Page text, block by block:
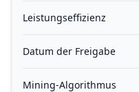
Leistungseffizienz
Datum der Freigabe
Mining-Algorithmus